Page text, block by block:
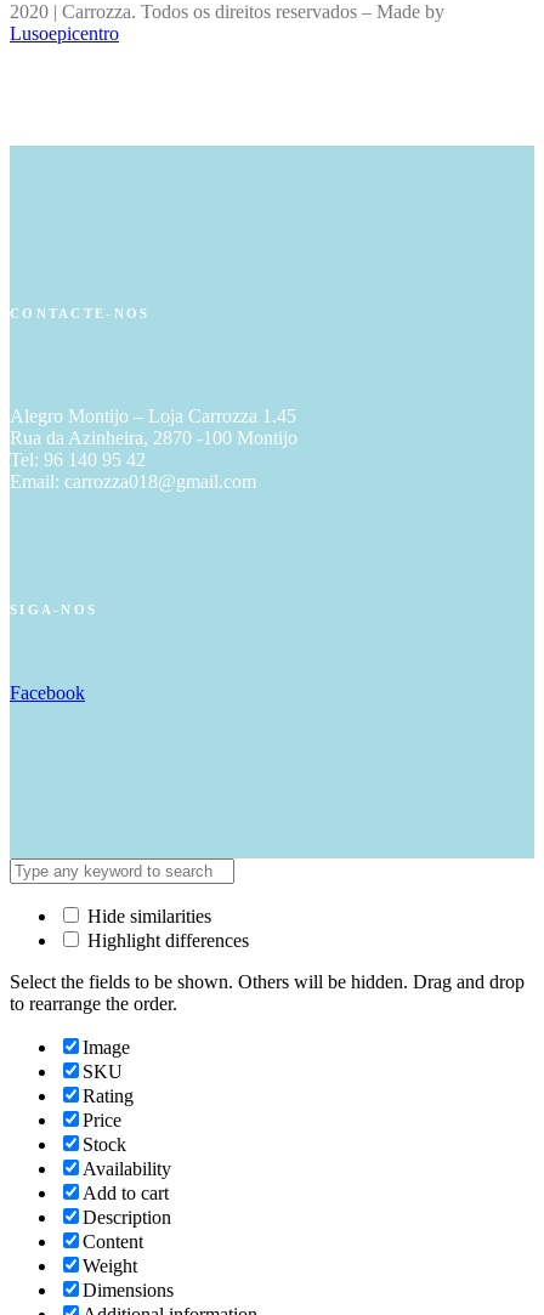
2020 | Carrozza. Todos os direitos reservados – Made by
Lusoepicentro
CONTACTE-NOS
Alegro Montijo – Loja Carrozza 1.45
Rua da Azinheira, 2870 -100 Montijo
Tel: 96 140 95 42
Email: carrozza018@gmail.com
SIGA-NOS
Facebook
Hide similarities
Highlight differences
Select the fields to be shown. Others will be hidden. Drag and drop
to rearrange the order.
Image
SKU
Rating
Price
Stock
Availability
Add to cart
Description
Content
Weight
Dimensions